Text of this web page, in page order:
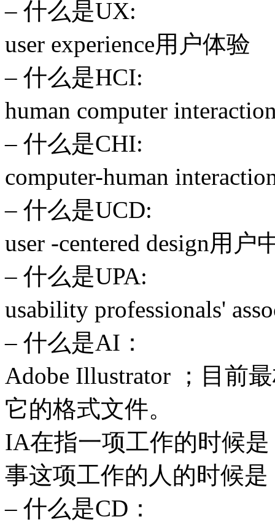
– 什么是UX:
user experience用户体验
– 什么是HCI:
human computer
– 什么是CHI:
computer-human
– 什么是UCD:
user -centered design用户
– 什么是UPA:
usability professionals'
– 什么是AI：
Adobe Illustrator ；目前
它的格式文件。
IA在指一项工作的时候是
事这项工作的人的时候是
– 什么是CD：